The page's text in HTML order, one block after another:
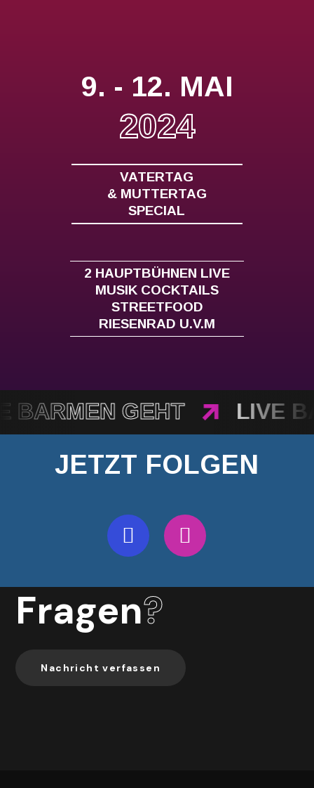
9. - 12. MAI
2024
VATERTAG
& MUTTERTAG
SPECIAL
2 HAUPTBÜHNEN LIVE
MUSIK COCKTAILS
STREETFOOD
RIESENRAD U.V.M
BARMEN GEHT LIVE
JETZT FOLGEN
Fragen?
Nachricht verfassen